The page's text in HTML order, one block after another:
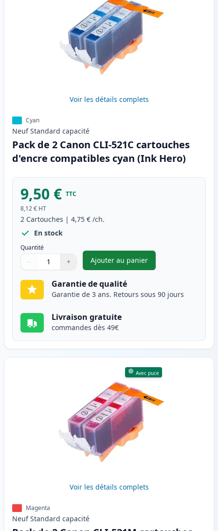
Voir les détails complets
Cyan
Neuf Standard capacité
Pack de 2 Canon CLI-521C cartouches
d'encre compatibles cyan (Ink Hero)
9,50 € TTC
8,12 € HT
2 Cartouches | 4,75 € /ch.
En stock
Quantité
Quantité
Utilisez les boutons pour ajuster
− +
Quantité
Ajouter au panier
,Pack de 2 Canon CLI-521C
Garantie de qualité
Garantie de 3 ans. Retours sous 90 jours
Livraison gratuite
commandes dès 49€
Avec puce
Voir les détails complets
Magenta
Neuf Standard capacité